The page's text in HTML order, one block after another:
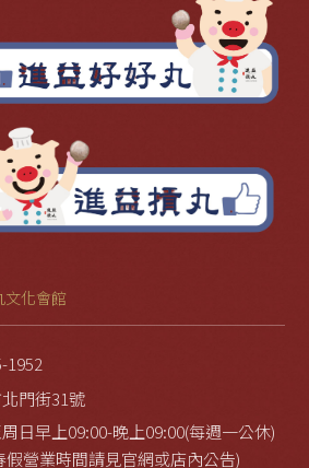
文化會館
1952
門街31號
日早上09:00-晚上09:00(每週一公休)
假營業時間請見官網或店內公告)